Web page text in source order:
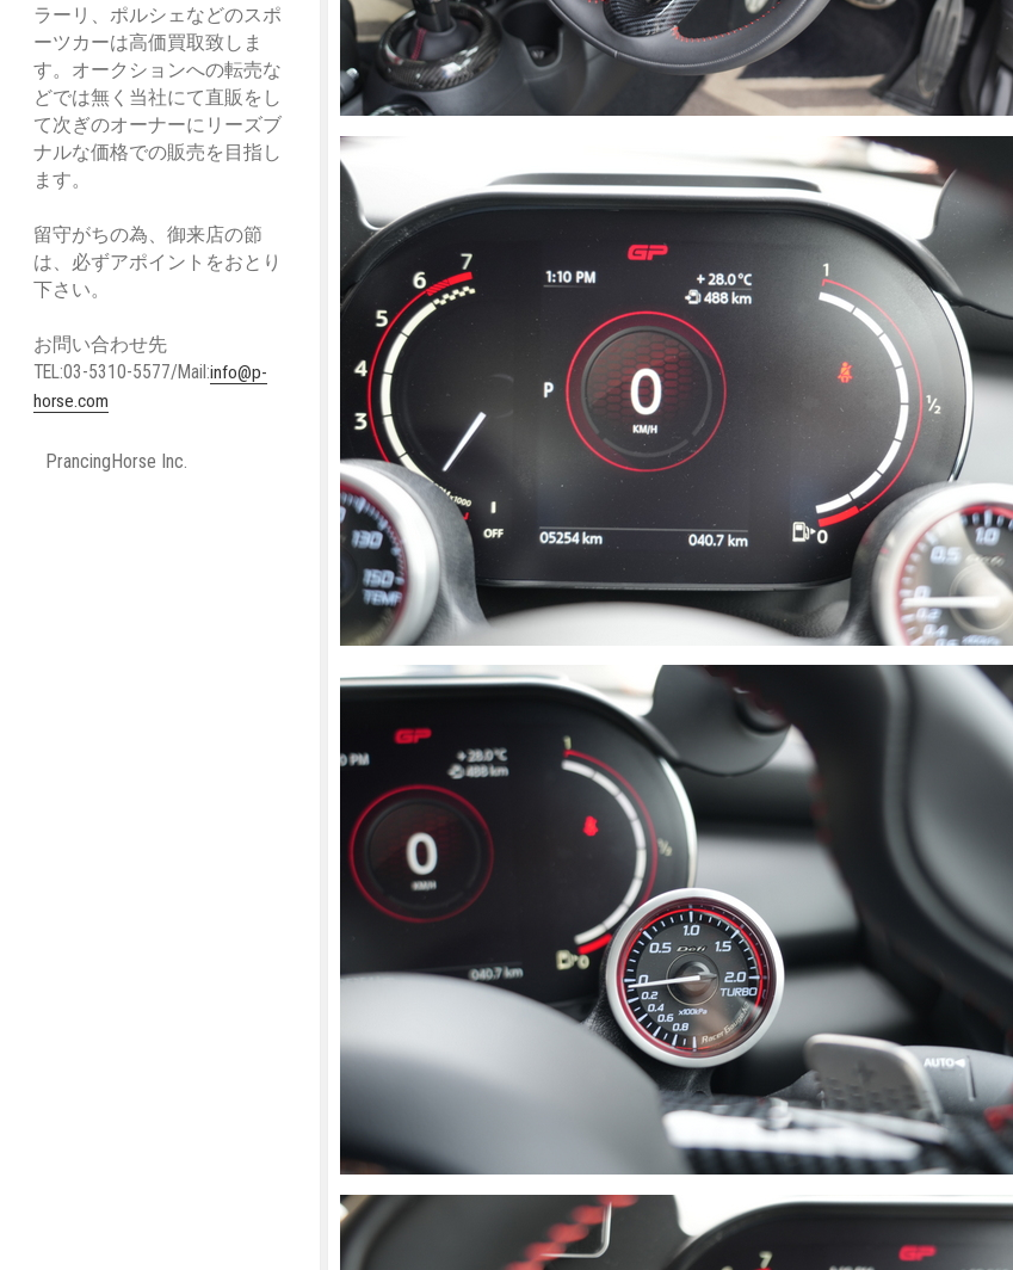
ラーリ、ポルシェなどのスポ
ーツカーは高価買取致しま
す。オークションへの転売な
どでは無く当社にて直販をし
て次ぎのオーナーにリーズブ
ナルな価格での販売を目指し
ます。
留守がちの為、御来店の節
は、必ずアポイントをおとり
下さい。
お問い合わせ先
TEL:03-5310-5577/Mail:info@p-
horse.com
PrancingHorse Inc.